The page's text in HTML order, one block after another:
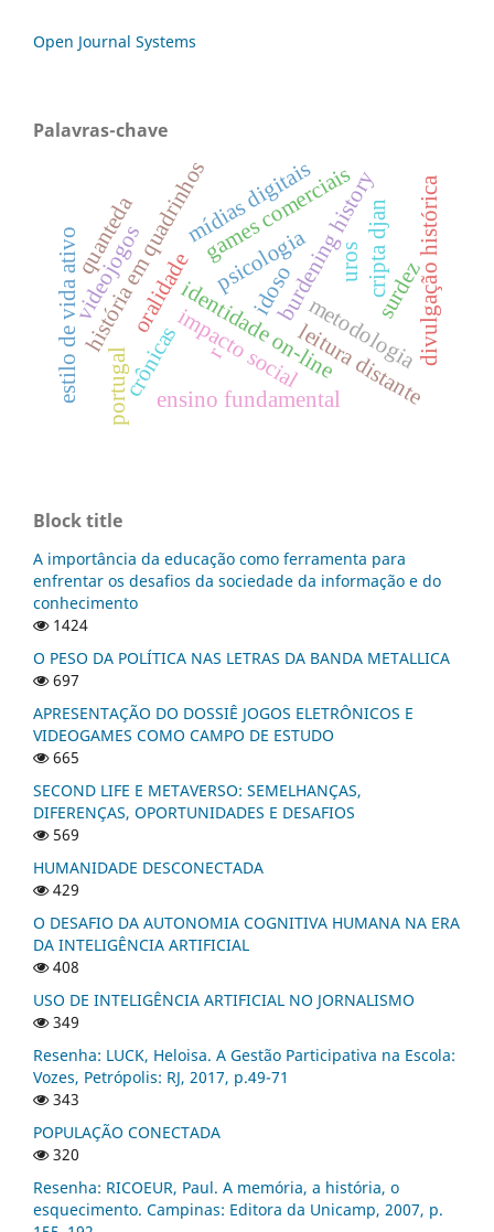
Open Journal Systems
Palavras-chave
idoso
identidade on-line
história em quadrinhos burdening history
metodologia
oralidade
estilo de vida ativo impacto social
psicologia
ensino fundamental
games comerciais divulgação histórica
mídias digitais
uros
crônicas
surdez
videojogos
r
portugal leitura distante
quanteda cripta djan
Block title
A importância da educação como ferramenta para
enfrentar os desafios da sociedade da informação e do
conhecimento
1424
O PESO DA POLÍTICA NAS LETRAS DA BANDA METALLICA
697
APRESENTAÇÃO DO DOSSIÊ JOGOS ELETRÔNICOS E
VIDEOGAMES COMO CAMPO DE ESTUDO
665
SECOND LIFE E METAVERSO: SEMELHANÇAS,
DIFERENÇAS, OPORTUNIDADES E DESAFIOS
569
HUMANIDADE DESCONECTADA
429
O DESAFIO DA AUTONOMIA COGNITIVA HUMANA NA ERA
DA INTELIGÊNCIA ARTIFICIAL
408
USO DE INTELIGÊNCIA ARTIFICIAL NO JORNALISMO
349
Resenha: LUCK, Heloisa. A Gestão Participativa na Escola:
Vozes, Petrópolis: RJ, 2017, p.49-71
343
POPULAÇÃO CONECTADA
320
Resenha: RICOEUR, Paul. A memória, a história, o
esquecimento. Campinas: Editora da Unicamp, 2007, p.